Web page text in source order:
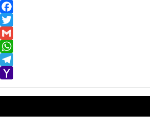
Facebook
Twitter
Gmail
WhatsApp
Telegram
Yahoo
Mail